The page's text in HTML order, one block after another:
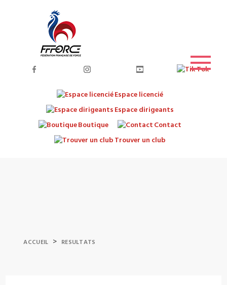
Espace licencié
Espace dirigeants
Boutique
Contact
Trouver un club
ACCUEIL > RESULTATS